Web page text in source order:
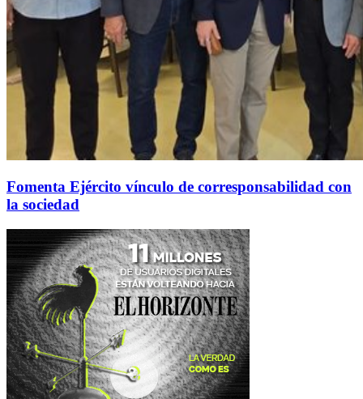
Fomenta Ejército vínculo de corresponsabilidad con
la sociedad